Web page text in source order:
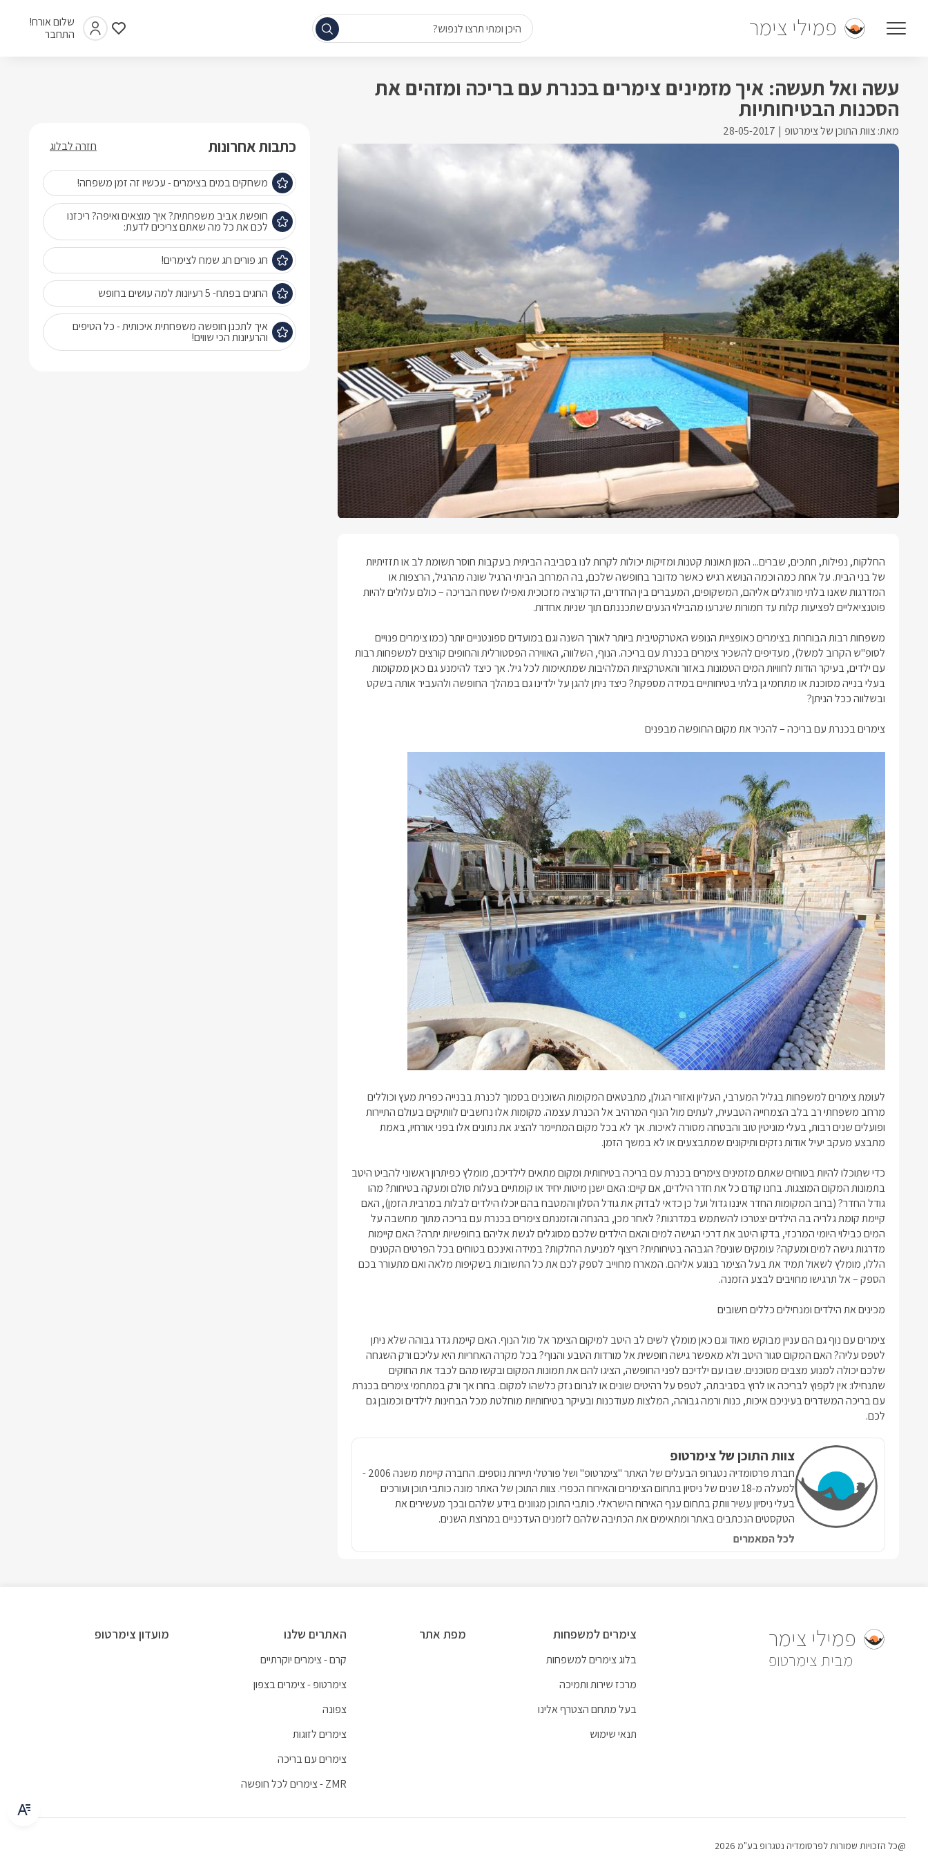
פמילי צימר
שלום אורח!
התחבר
היכן ומתי תרצו לנפוש?
עשה ואל תעשה: איך מזמינים צימרים בכנרת עם בריכה ומזהים את
הסכנות הבטיחותיות
מאת: צוות התוכן של צימרטופ 28-05-2017
החלקות, נפילות, חתכים, שברים... המון תאונות קטנות ומזיקות יכולות לקרות לנו בסביבה הביתית בעקבות חוסר תשומת לב או תזזיתיות
של בני הבית. על אחת כמה וכמה הנושא רגיש כאשר מדובר בחופשה שלכם, בה המרחב הביתי הרגיל שונה מהרגיל, הרצפות או
המדרגות שאנו בלתי מורגלים אליהם, המשקופים, המעברים בין החדרים, הדקורציה מזכוכית ואפילו שטח הבריכה – כולם עלולים להיות
פוטנציאליים לפציעות קלות עד חמורות שיגרעו מהבילוי הנעים שתכננתם תוך שניות אחדות.
משפחות רבות הבוחרות בצימרים כאופציית הנופש האטרקטיבית ביותר לאורך השנה וגם במועדים ספונטניים יותר (כמוצימרים פנויים
לסופ"ש הקרוב למשל), מעדיפים להשכירצימרים בכנרת עם בריכה. הנוף, השלווה, האווירה הפסטורלית והחופים קורצים למשפחות רבות
עם ילדים, בעיקר הודות לחוויות המים הטמונות באזור והאטרקציות המלהיבות שמתאימות לכל גיל. אך כיצד להימנע גם כאן ממקומות
בעלי בנייה מסוכנת או מתחמי גן בלתי בטיחותיים במידה מספקת? כיצד ניתן להגן על ילדינו גם במהלך החופשה ולהעביר אותה בשקט
ובשלווה ככל הניתן?
צימרים בכנרת עם בריכה– להכיר את מקום החופשה מבפנים
לעומתצימרים למשפחות בגליל המערבי, העליון ואזורי הגולן, מתבטאים המקומות השוכנים בסמוך לכנרת בבנייה כפרית מעץ וכוללים
מרחב משפחתי רב בלב הצמחייה הטבעית, לעתים מול הנוף המרהיב אל הכנרת עצמה. מקומות אלו נחשבים לוותיקים בעולם התיירות
ופועלים שנים רבות, בעלי מוניטין טוב והבטחה מסורה לאיכות. אך לא בכל מקום המתיימר להציג את נתונים אלו בפני אורחיו, באמת
מתבצע מעקב יעיל אודות נזקים ותיקונים שמתבצעים או לא במשך הזמן.
כדי שתוכלו להיות בטוחים שאתם מזמיניםצימרים בכנרת עם בריכהבטיחותית ומקום מתאים לילדיכם, מומלץ כפיתרון ראשוני להביט היטב
בתמונות המקום המוצגות. בחנו קודם כל את חדר הילדים, אם קיים: האם ישנן מיטות יחיד או קומתיים בעלות סולם ומעקה בטיחות? מהו
גודל החדר? (ברוב המקומות החדר איננו גדול ועל כן כדאי לבדוק את גודל הסלון והמטבח בהם יוכלו הילדים לבלות במרבית הזמן), האם
קיימת קומת גלריה בה הילדים יצטרכו להשתמש במדרגות? לאחר מכן, בהנחה והזמנתםצימרים בכנרת עם בריכהמתוך מחשבה על
המים כבילוי היומי המרכזי, בדקו היטב את דרכי הגישה למים והאם הילדים שלכם מסוגלים לגשת אליהם בחופשיות יתרה? האם קיימות
מדרגות גישה למים ומעקה? עומקים שונים? הגבהה בטיחותית? ריצוף למניעת החלקות? במידה ואינכם בטוחים בכל הפרטים הקטנים
הללו, מומלץ לשאול תמיד את בעל הצימר בנוגע אליהם. המארח מחוייב לספק לכם את כל התשובות בשקיפות מלאה ואם מתעורר בכם
הספק – אל תרגישו מחויבים לבצע הזמנה.
מכינים את הילדים ומנחילים כללים חשובים
צימרים עם נוףגם הם עניין מבוקש מאוד וגם כאן מומלץ לשים לב היטב למיקום הצימר אל מול הנוף. האם קיימת גדר גבוהה שלא ניתן
לטפס עליה? האם המקום סגור היטב ולא מאפשר גישה חופשית אל מורדות הטבע והנוף? בכל מקרה האחריות היא עליכם ורק השגחה
שלכם יכולה למנוע מצבים מסוכנים. שבו עם ילדיכם לפני החופשה, הציגו להם את תמונות המקום ובקשו מהם לכבד את החוקים
שתנחילו: אין לקפוץ לבריכה או לרוץ בסביבתה, לטפס על רהיטים שונים או לגרום נזק כלשהו למקום. בחרו אך ורק במתחמיצימרים בכנרת
עם בריכההמשדרים בעיניכם איכות, כנות ורמה גבוהה, המלצות מעודכנות ובעיקר בטיחותיות מוחלטת מכל הבחינות לילדים וכמובן גם
לכם.
צוות התוכן של צימרטופ
חברת פרסומדיה נטגרופ הבעלים של האתר "צימרטופ" ושל פורטלי תיירות נוספים. החברה קיימת משנה 2006 -
למעלה מ-18 שנים של ניסיון בתחום הצימרים והאירוח הכפרי. צוות התוכן של האתר מונה כותבי תוכן ועורכים
בעלי ניסיון עשיר וותק בתחום ענף האירוח הישראלי. כותבי התוכן מגוונים בידע שלהם ובכך מעשירים את
הטקסטים הנכתבים באתר ומתאימים את הכתיבה שלהם לזמנים העדכניים במרוצת השנים.
לכל המאמרים
כתבות אחרונות
משחקים במים בצימרים - עכשיו זה זמן משפחה!
חופשת אביב משפחתית? איך מוצאים ואיפה? ריכזנו
לכם את כל מה שאתם צריכים לדעת:
חג פורים חג שמח לצימרים!
החגים בפתח- 5 רעיונות למה עושים בחופש
איך לתכנן חופשה משפחתית איכותית - כל הטיפים
והרעיונות הכי שווים!
חזרה לבלוג
פמילי צימר
צימרטופ
צימרים למשפחות
בלוג צימרים למשפחות
מרכז שירות ותמיכה
בעל מתחם הצטרף אלינו
תנאי שימוש
מפת אתר האתרים שלנו
קרם - צימרים יוקרתיים
צימרטופ - צימרים בצפון
צפונה
צימרים לזוגות
צימרים עם בריכה
ZMR - צימרים לכל חופשה
מועדון צימרטופ
@כל הזכויות שמורות לפרסומדיה נטגרופ בע"מ 2026